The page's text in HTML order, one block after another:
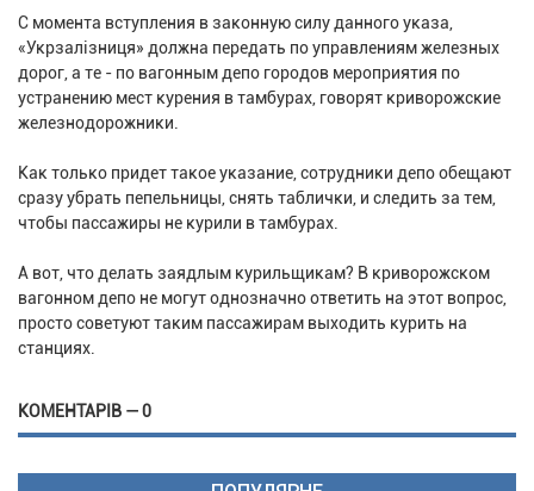
С момента вступления в законную силу данного указа,
«Укрзалiзниця» должна передать по управлениям железных
дорог, а те - по вагонным депо городов мероприятия по
устранению мест курения в тамбурах, говорят криворожские
железнодорожники.
Как только придет такое указание, сотрудники депо обещают
сразу убрать пепельницы, снять таблички, и следить за тем,
чтобы пассажиры не курили в тамбурах.
А вот, что делать заядлым курильщикам? В криворожском
вагонном депо не могут однозначно ответить на этот вопрос,
просто советуют таким пассажирам выходить курить на
станциях.
КОМЕНТАРІВ — 0